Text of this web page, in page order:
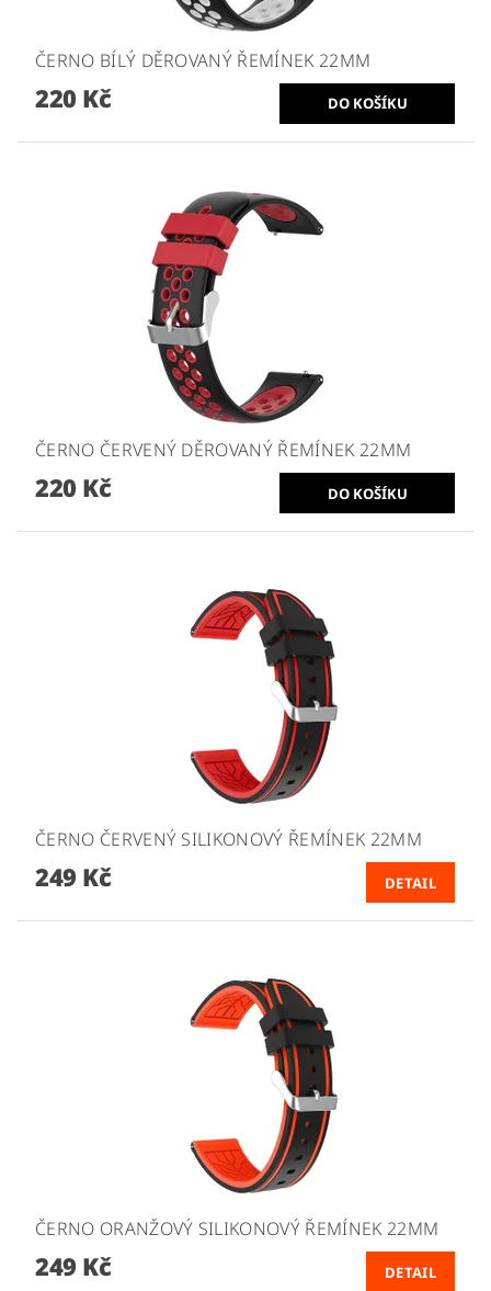
ČERNO BÍLÝ DĚROVANÝ ŘEMÍNEK 22MM
220 Kč
ČERNO ČERVENÝ DĚROVANÝ ŘEMÍNEK 22MM
220 Kč
ČERNO ČERVENÝ SILIKONOVÝ ŘEMÍNEK 22MM
249 Kč DETAIL
ČERNO ORANŽOVÝ SILIKONOVÝ ŘEMÍNEK 22MM
249 Kč DETAIL